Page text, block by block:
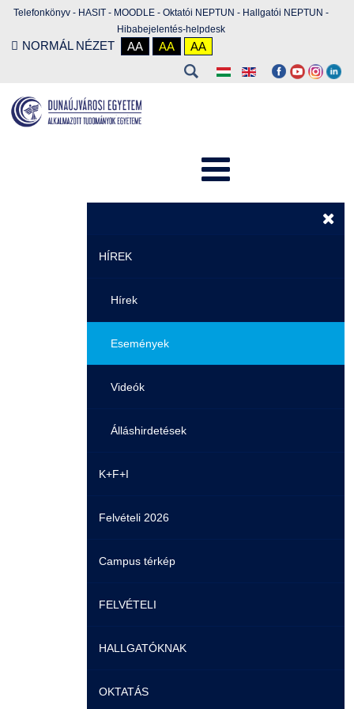
Telefonkönyv - HASIT - MOODLE - Oktatói NEPTUN - Hallgatói NEPTUN -
Hibabejelentés-helpdesk
NORMÁL NÉZET AA AA AA
HÍREK
Hírek
Események
Videók
Álláshirdetések
K+F+I
Felvételi 2026
Campus térkép
FELVÉTELI
Pontozási rendszer szabályai
Felvetteknek
HALLGATÓKNAK
Képzéseink
OKTATÁS